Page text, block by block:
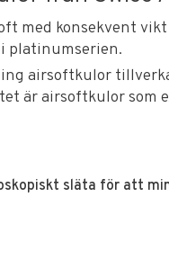
med konsekvent
platinumserien.
airsoftkulor
är airsoftkulor som
släta för att